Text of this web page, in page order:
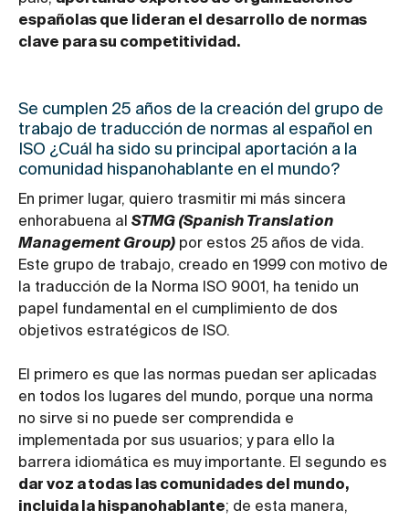
españolas que lideran el desarrollo de normas
clave para su competitividad.
Se cumplen 25 años de la creación del grupo de
trabajo de traducción de normas al español en
ISO ¿Cuál ha sido su principal aportación a la
comunidad hispanohablante en el mundo?
En primer lugar, quiero trasmitir mi más sincera
enhorabuena al STMG (Spanish Translation
Management Group) por estos 25 años de vida.
Este grupo de trabajo, creado en 1999 con motivo de
la traducción de la Norma ISO 9001, ha tenido un
papel fundamental en el cumplimiento de dos
objetivos estratégicos de ISO.
El primero es que las normas puedan ser aplicadas
en todos los lugares del mundo, porque una norma
no sirve si no puede ser comprendida e
implementada por sus usuarios; y para ello la
barrera idiomática es muy importante. El segundo es
dar voz a todas las comunidades del mundo,
incluida la hispanohablante; de esta manera,